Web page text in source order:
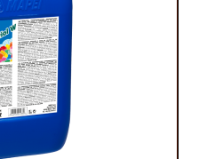
chosen
on
the
product
page